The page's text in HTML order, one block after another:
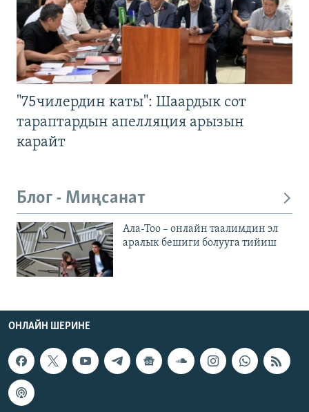
"75чилердин каты": Шаардык сот
тараптардын апелляция арызын
карайт
Блог - Миңсанат
Ала-Тоо – онлайн таалимдин эл
аралык бешиги болууга тийиш
ОНЛАЙН ШЕРИНЕ